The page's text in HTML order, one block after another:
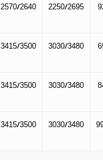
2570/2640 2250/2695
3415/3500 3030/3480
3415/3500 3030/3480
3415/3500 3030/3480